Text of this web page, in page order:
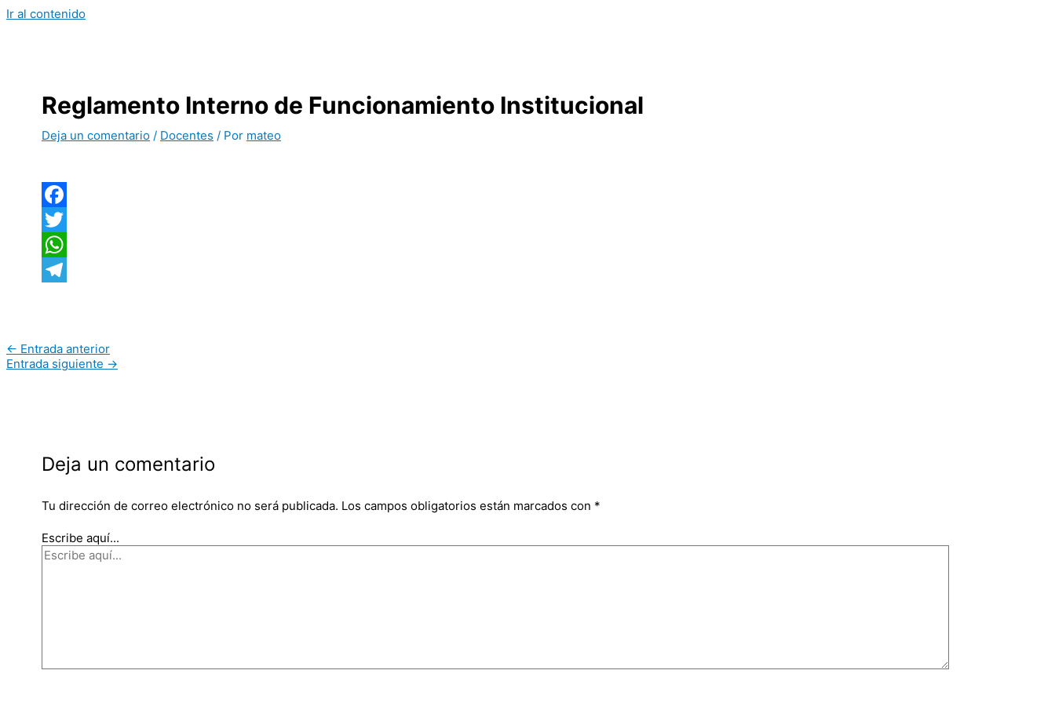
Ir al contenido
Reglamento Interno de Funcionamiento Institucional
Deja un comentario / Docentes / Por mateo
Facebook
Twitter
WhatsApp
← Entrada anterior
Entrada siguiente →
Deja un comentario
Tu dirección de correo electrónico no será publicada. Los campos obligatorios están marcados con *
Escribe aquí...